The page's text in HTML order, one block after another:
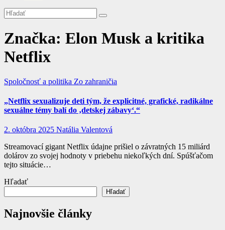
Značka: Elon Musk a kritika
Netflix
Spoločnosť a politika Zo zahraničia
„Netflix sexualizuje deti tým, že explicitné, grafické, radikálne
sexuálne témy balí do ‚detskej zábavy‘.“
2. októbra 2025 Natália Valentová
Streamovací gigant Netflix údajne prišiel o závratných 15 miliárd
dolárov zo svojej hodnoty v priebehu niekoľkých dní. Spúšťačom
tejto situácie…
Hľadať
Hľadať
Najnovšie články